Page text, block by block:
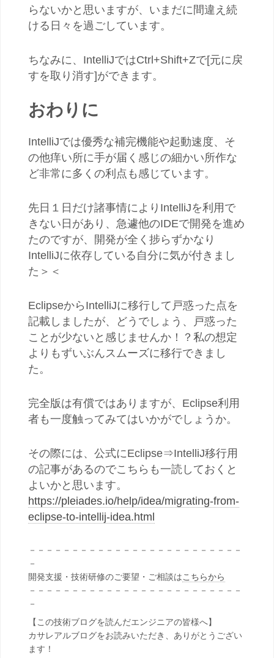
らないかと思いますが、いまだに間違え続
ける日々を過ごしています。
ちなみに、IntelliJではCtrl+Shift+Zで[元に戻
すを取り消す]ができます。
おわりに
IntelliJでは優秀な補完機能や起動速度、そ
の他痒い所に手が届く感じの細かい所作な
ど非常に多くの利点も感じています。
先日１日だけ諸事情によりIntelliJを利用で
きない日があり、急遽他のIDEで開発を進め
たのですが、開発が全く捗らずかなり
IntelliJに依存している自分に気が付きまし
た＞＜
EclipseからIntelliJに移行して戸惑った点を
記載しましたが、どうでしょう、戸惑った
ことが少ないと感じませんか！？私の想定
よりもずいぶんスムーズに移行できまし
た。
完全版は有償ではありますが、Eclipse利用
者も一度触ってみてはいかがでしょうか。
その際には、公式にEclipse⇒IntelliJ移行用
の記事があるのでこちらも一読しておくと
よいかと思います。
https://pleiades.io/help/idea/migrating-from-
eclipse-to-intellij-idea.html
－－－－－－－－－－－－－－－－－－－－－－－－－
－
開発支援・技術研修のご要望・ご相談はこちらから
－－－－－－－－－－－－－－－－－－－－－－－－－
－
【この技術ブログを読んだエンジニアの皆様へ】
カサレアルブログをお読みいただき、ありがとうござい
ます！